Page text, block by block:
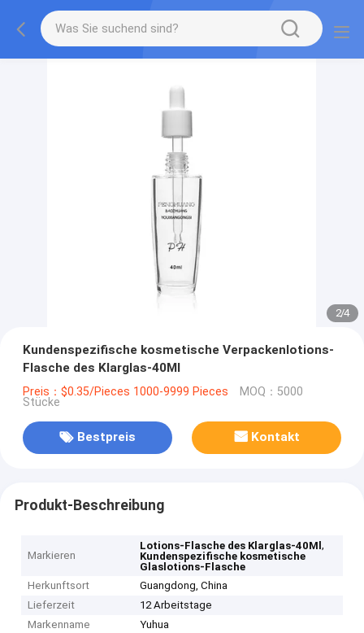
2/4
Kundenspezifische kosmetische Verpackenlotions-
Flasche des Klarglas-40Ml
Preis：$0.35/Pieces 1000-9999 Pieces MOQ：5000
Stücke
Bestpreis Kontakt
Produkt-Beschreibung
Markieren
Lotions-Flasche des Klarglas-40Ml,
Kundenspezifische kosmetische
Glaslotions-Flasche
Herkunftsort
Guangdong, China
Lieferzeit
12 Arbeitstage
Markenname
Yuhua